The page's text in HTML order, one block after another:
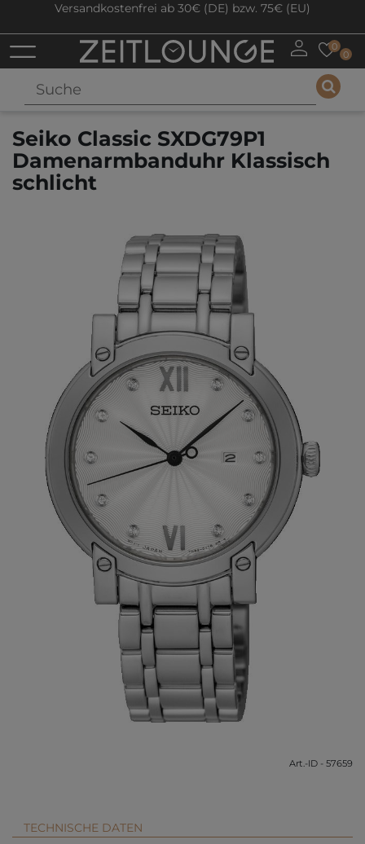
Versandkostenfrei ab 30€ (DE) bzw. 75€ (EU)
0
0
Seiko Classic SXDG79P1
Damenarmbanduhr Klassisch
schlicht
Art.-ID - 57659
TECHNISCHE DATEN